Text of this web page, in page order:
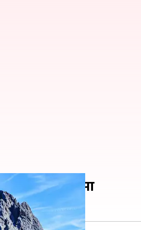
को बनाएं हिस्सा